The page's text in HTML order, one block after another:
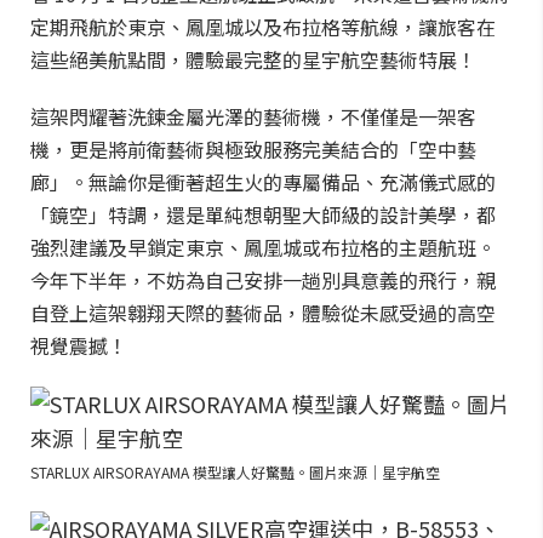
定期飛航於東京、鳳凰城以及布拉格等航線，讓旅客在
這些絕美航點間，體驗最完整的星宇航空藝術特展！
這架閃耀著洗鍊金屬光澤的藝術機，不僅僅是一架客
機，更是將前衛藝術與極致服務完美結合的「空中藝
廊」。無論你是衝著超生火的專屬備品、充滿儀式感的
「鏡空」特調，還是單純想朝聖大師級的設計美學，都
強烈建議及早鎖定東京、鳳凰城或布拉格的主題航班。
今年下半年，不妨為自己安排一趟別具意義的飛行，親
自登上這架翱翔天際的藝術品，體驗從未感受過的高空
視覺震撼！
STARLUX AIRSORAYAMA 模型讓人好驚豔。圖片來源｜星宇航空